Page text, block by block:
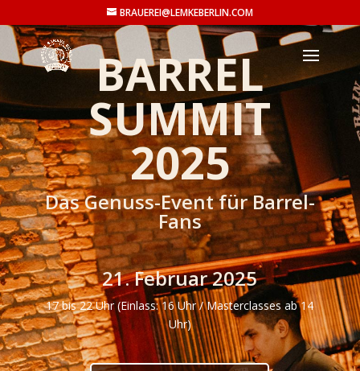
BRAUEREI@LEMKEBERLIN.COM
BARREL
SUMMIT
2025
Das Genuss-Event für Barrel-
Fans
21. Februar 2025
17 bis 22 Uhr (Einlass: 16 Uhr / Masterclasses ab 14
Uhr)